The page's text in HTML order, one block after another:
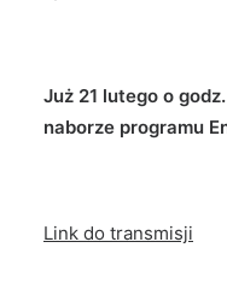
Już 21 lutego o
naborze programu
Link do transmisji